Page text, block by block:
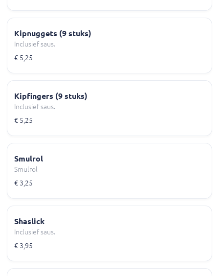
Kipnuggets (9 stuks)
Inclusief saus.
€ 5,25
Kipfingers (9 stuks)
Inclusief saus.
€ 5,25
Smulrol
Smulrol
€ 3,25
Shaslick
Inclusief saus.
€ 3,95